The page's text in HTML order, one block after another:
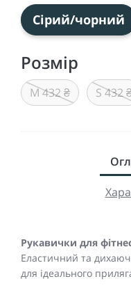
Сірий/чорний
Розмір
M 432 ₴ S 432
Рукавички для
Еластичний та
для ідеального